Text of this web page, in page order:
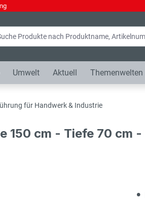
Umwelt Aktuell Themenwelten
für Handwerk & Industrie
150 cm - Tiefe 70 cm